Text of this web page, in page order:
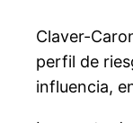
Claver-
perfil de
influencia,